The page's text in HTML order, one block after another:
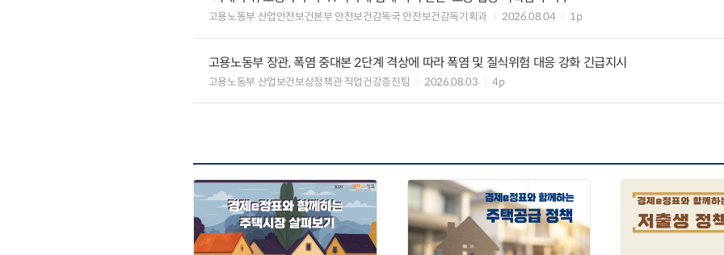
고용노동부 산업안전보건본부 안전보건감독국 안전보건감독기획과 2026.08.04 1p
고용노동부 장관, 폭염 중대본 2단계 격상에 따라 폭염 및 질식위험 대응 강화 긴급지시
고용노동부 산업보건보상정책관 직업건강증진팀 2026.08.03 4p